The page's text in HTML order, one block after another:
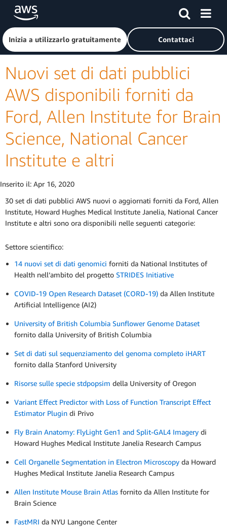
Passa al contenuto principale
Fai clic qui per tornare alla home page di Amazon Web
Inizia a utilizzarlo gratuitamente Contattaci
Nuovi set di dati pubblici
AWS disponibili forniti da
Ford, Allen Institute for Brain
Science, National Cancer
Institute e altri
Inserito il: Apr 16, 2020
30 set di dati pubblici AWS nuovi o aggiornati forniti da Ford, Allen
Institute, Howard Hughes Medical Institute Janelia, National Cancer
Institute e altri sono ora disponibili nelle seguenti categorie:
Settore scientifico:
14 nuovi set di dati genomici forniti da National Institutes of
Health nell’ambito del progetto STRIDES Initiative
COVID-19 Open Research Dataset (CORD-19) da Allen Institute
Artificial Intelligence (AI2)
University of British Columbia Sunflower Genome Dataset
fornito dalla University of British Columbia
Set di dati sul sequenziamento del genoma completo iHART
fornito dalla Stanford University
Risorse sulle specie stdpopsim della University of Oregon
Variant Effect Predictor with Loss of Function Transcript Effect
Estimator Plugin di Privo
Fly Brain Anatomy: FlyLight Gen1 and Split-GAL4 Imagery di
Howard Hughes Medical Institute Janelia Research Campus
Cell Organelle Segmentation in Electron Microscopy da Howard
Hughes Medical Institute Janelia Research Campus
Allen Institute Mouse Brain Atlas fornito da Allen Institute for
Brain Science
FastMRI da NYU Langone Center